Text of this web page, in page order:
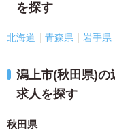
を探す
北海道 青森県 岩手県
潟上市(秋田県)の
求人を探す
秋田県